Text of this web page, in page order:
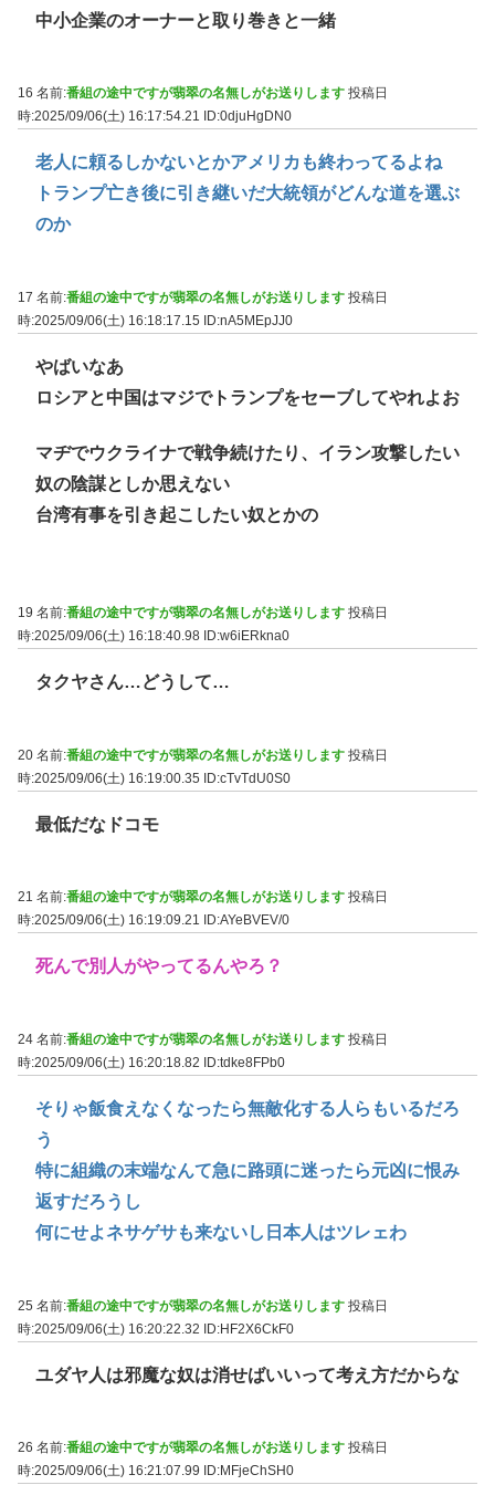
中小企業のオーナーと取り巻きと一緒
16 名前:番組の途中ですが翡翠の名無しがお送りします 投稿日
時:2025/09/06(土) 16:17:54.21
ID:0djuHgDN0
老人に頼るしかないとかアメリカも終わってるよね
トランプ亡き後に引き継いだ大統領がどんな道を選ぶ
のか
17 名前:番組の途中ですが翡翠の名無しがお送りします 投稿日
時:2025/09/06(土) 16:18:17.15 ID:nA5MEpJJ0
やばいなあ
ロシアと中国はマジでトランプをセーブしてやれよお
マヂでウクライナで戦争続けたり、イラン攻撃したい
奴の陰謀としか思えない
台湾有事を引き起こしたい奴とかの
19 名前:番組の途中ですが翡翠の名無しがお送りします 投稿日
時:2025/09/06(土) 16:18:40.98 ID:w6iERkna0
タクヤさん…どうして…
20 名前:番組の途中ですが翡翠の名無しがお送りします 投稿日
時:2025/09/06(土) 16:19:00.35 ID:cTvTdU0S0
最低だなドコモ
21 名前:番組の途中ですが翡翠の名無しがお送りします 投稿日
時:2025/09/06(土) 16:19:09.21
ID:AYeBVEV/0
死んで別人がやってるんやろ？
24 名前:番組の途中ですが翡翠の名無しがお送りします 投稿日
時:2025/09/06(土) 16:20:18.82
ID:tdke8FPb0
そりゃ飯食えなくなったら無敵化する人らもいるだろ
う
特に組織の末端なんて急に路頭に迷ったら元凶に恨み
返すだろうし
何にせよネサゲサも来ないし日本人はツレェわ
25 名前:番組の途中ですが翡翠の名無しがお送りします 投稿日
時:2025/09/06(土) 16:20:22.32 ID:HF2X6CkF0
ユダヤ人は邪魔な奴は消せばいいって考え方だからな
26 名前:番組の途中ですが翡翠の名無しがお送りします 投稿日
時:2025/09/06(土) 16:21:07.99
ID:MFjeChSH0